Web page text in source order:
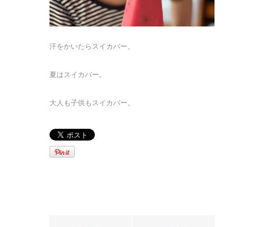
汗をかいたらスイカバー。
夏はスイカバー。
大人も子供もスイカバー。